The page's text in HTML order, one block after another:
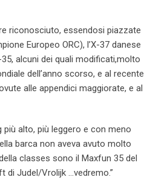
riconosciuto, essendosi piazzate
Europeo ORC), l’X-37 danese
alcuni dei quali modificati,molto
dell’anno scorso, e al recente
alle appendici maggiorate, e al
alto, più leggero e con meno
barca non aveva avuto molto
classes sono il Maxfun 35 del
di Judel/Vrolijk …vedremo.”